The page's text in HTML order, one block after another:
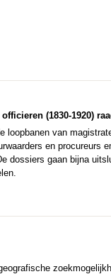
(1830-1920)
loopbanen van
en
dossiers gaan bijna